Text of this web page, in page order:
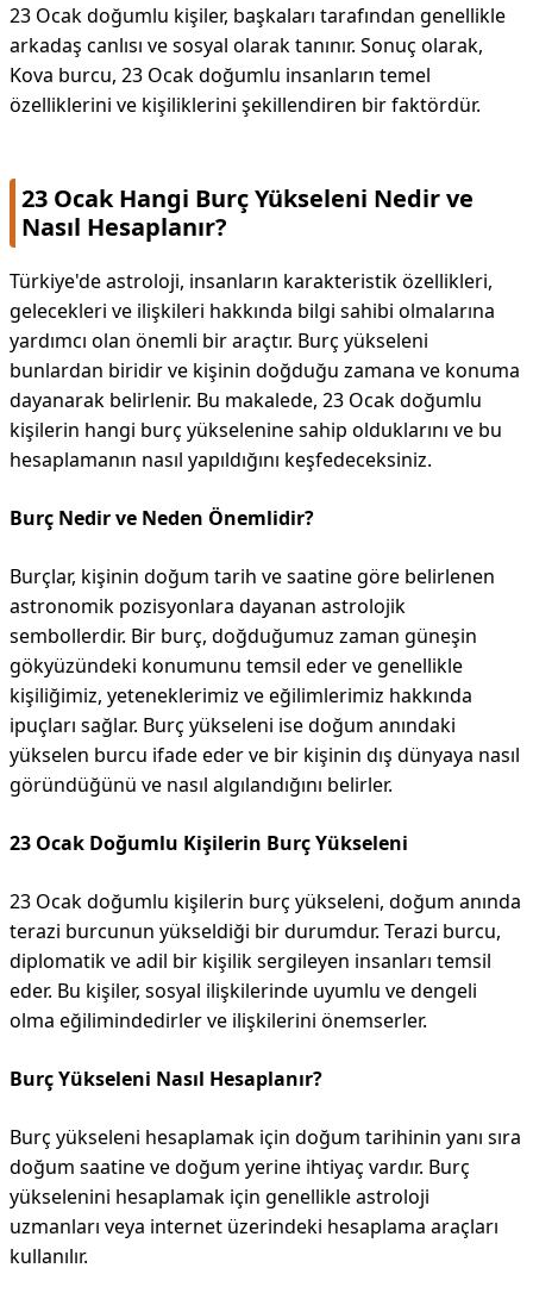
23 Ocak doğumlu kişiler, başkaları tarafından genellikle
arkadaş canlısı ve sosyal olarak tanınır. Sonuç olarak,
Kova burcu, 23 Ocak doğumlu insanların temel
özelliklerini ve kişiliklerini şekillendiren bir faktördür.
23 Ocak Hangi Burç Yükseleni Nedir ve
Nasıl Hesaplanır?
Türkiye'de astroloji, insanların karakteristik özellikleri,
gelecekleri ve ilişkileri hakkında bilgi sahibi olmalarına
yardımcı olan önemli bir araçtır. Burç yükseleni
bunlardan biridir ve kişinin doğduğu zamana ve konuma
dayanarak belirlenir. Bu makalede, 23 Ocak doğumlu
kişilerin hangi burç yükselenine sahip olduklarını ve bu
hesaplamanın nasıl yapıldığını keşfedeceksiniz.
Burç Nedir ve Neden Önemlidir?
Burçlar, kişinin doğum tarih ve saatine göre belirlenen
astronomik pozisyonlara dayanan astrolojik
sembollerdir. Bir burç, doğduğumuz zaman güneşin
gökyüzündeki konumunu temsil eder ve genellikle
kişiliğimiz, yeteneklerimiz ve eğilimlerimiz hakkında
ipuçları sağlar. Burç yükseleni ise doğum anındaki
yükselen burcu ifade eder ve bir kişinin dış dünyaya nasıl
göründüğünü ve nasıl algılandığını belirler.
23 Ocak Doğumlu Kişilerin Burç Yükseleni
23 Ocak doğumlu kişilerin burç yükseleni, doğum anında
terazi burcunun yükseldiği bir durumdur. Terazi burcu,
diplomatik ve adil bir kişilik sergileyen insanları temsil
eder. Bu kişiler, sosyal ilişkilerinde uyumlu ve dengeli
olma eğilimindedirler ve ilişkilerini önemserler.
Burç Yükseleni Nasıl Hesaplanır?
Burç yükseleni hesaplamak için doğum tarihinin yanı sıra
doğum saatine ve doğum yerine ihtiyaç vardır. Burç
yükselenini hesaplamak için genellikle astroloji
uzmanları veya internet üzerindeki hesaplama araçları
kullanılır.